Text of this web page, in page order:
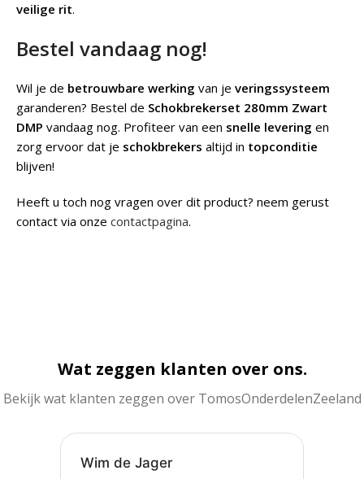
veilige rit.
Bestel vandaag nog!
Wil je de betrouwbare werking van je veringssysteem
garanderen? Bestel de Schokbrekerset 280mm Zwart
DMP vandaag nog. Profiteer van een snelle levering en
zorg ervoor dat je schokbrekers altijd in topconditie
blijven!
Heeft u toch nog vragen over dit product? neem gerust
contact via onze contactpagina.
Wat zeggen klanten over ons.
Bekijk wat klanten zeggen over TomosOnderdelenZeeland